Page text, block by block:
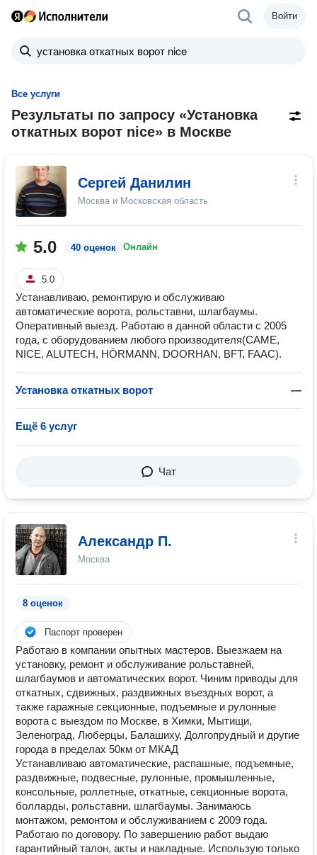
Войти
Все услуги
Результаты по запросу «Установка
откатных ворот nice» в Москве
Сергей Данилин
Москва и Московская область
5.0 40 оценок Онлайн
5.0
Устанавливаю, ремонтирую и обслуживаю
автоматические ворота, рольставни, шлагбаумы.
Оперативный выезд. Работаю в данной области с 2005
года, с оборудованием любого производителя(CAME,
NICE, ALUTECH, HÖRMANN, DOORHAN, BFT, FAAC).
Установка откатных ворот —
Ещё 6 услуг
Чат
Александр П.
Москва
8 оценок
Паспорт проверен
Работаю в компании опытных мастеров. Выезжаем на
установку, ремонт и обслуживание рольставней,
шлагбаумов и автоматических ворот. Чиним приводы для
откатных, сдвижных, раздвижных въездных ворот, а
также гаражные секционные, подъемные и рулонные
ворота с выездом по Москве, в Химки, Мытищи,
Зеленоград, Люберцы, Балашиху, Долгопрудный и другие
города в пределах 50км от МКАД
Устанавливаю автоматические, распашные, подъемные,
раздвижные, подвесные, рулонные, промышленные,
консольные, роллетные, откатные, секционные ворота,
болларды, рольставни, шлагбаумы. Занимаюсь
монтажом, ремонтом и обслуживанием с 2009 года.
Работаю по договору. По завершению работ выдаю
гарантийный талон, акты и накладные. Использую только